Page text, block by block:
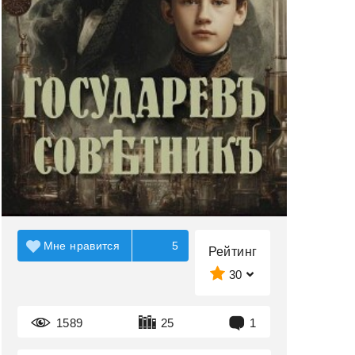
Рейтинг
30
1589 25 1
Мне нравится 5